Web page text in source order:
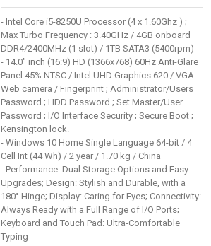
- Intel Core i5-8250U Processor (4 x 1.60Ghz ) ;
Max Turbo Frequency : 3.40GHz / 4GB onboard
DDR4/2400MHz (1 slot) / 1TB SATA3 (5400rpm)
- 14.0" inch (16:9) HD (1366x768) 60Hz Anti-Glare
Panel 45% NTSC / Intel UHD Graphics 620 / VGA
Web camera / Fingerprint ; Administrator/Users
Password ; HDD Password ; Set Master/User
Password ; I/O Interface Security ; Secure Boot ;
Kensington lock.
- Windows 10 Home Single Language 64-bit / 4
Cell Int (44 Wh) / 2 year / 1.70 kg / China
- Performance: Dual Storage Options and Easy
Upgrades; Design: Stylish and Durable, with a
180° Hinge; Display: Caring for Eyes; Connectivity:
Always Ready with a Full Range of I/O Ports;
Keyboard and Touch Pad: Ultra-Comfortable
Typing